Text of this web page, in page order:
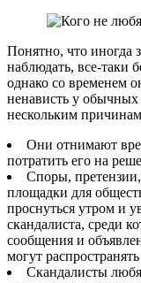
Понятно, что иногда
наблюдать, все-таки
однако со временем
ненависть у обычных
нескольким
Они отнимают
потратить его на
Споры,
площадки для
проснуться утром и
скандалиста, среди
сообщения и
могут
Скандалисты